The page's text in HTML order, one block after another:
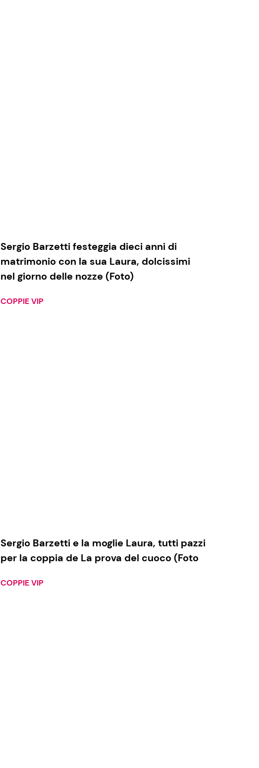
Sergio Barzetti festeggia dieci anni di
matrimonio con la sua Laura, dolcissimi
nel giorno delle nozze (Foto)
COPPIE VIP
Sergio Barzetti e la moglie Laura, tutti pazzi
per la coppia de La prova del cuoco (Foto
COPPIE VIP